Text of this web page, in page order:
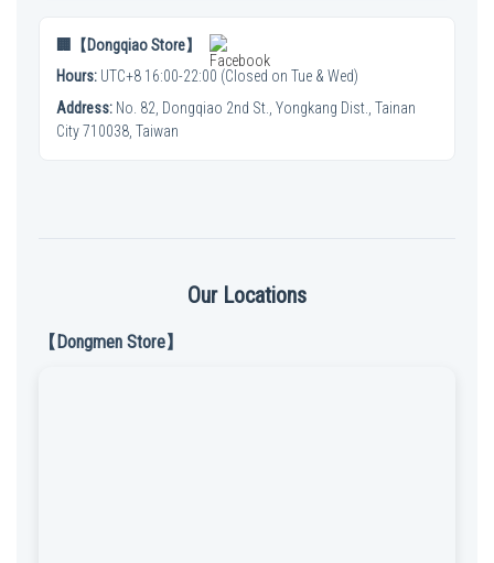
🏢【Dongqiao Store】
Hours: UTC+8 16:00-22:00 (Closed on Tue & Wed)
Address: No. 82, Dongqiao 2nd St., Yongkang Dist., Tainan
City 710038, Taiwan
Our Locations
【Dongmen Store】